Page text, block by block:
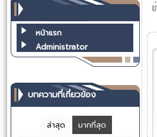
หน้าแรก
Administrator
บทความที่เกี่ยวข้อง
ล่าสุด
มากที่สุด